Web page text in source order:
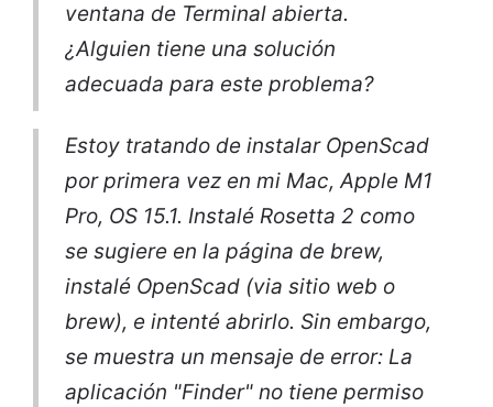
ventana de Terminal abierta.
¿Alguien tiene una solución
adecuada para este problema?
Estoy tratando de instalar OpenScad
por primera vez en mi Mac, Apple M1
Pro, OS 15.1. Instalé Rosetta 2 como
se sugiere en la página de brew,
instalé OpenScad (via sitio web o
brew), e intenté abrirlo. Sin embargo,
se muestra un mensaje de error: La
aplicación "Finder" no tiene permiso